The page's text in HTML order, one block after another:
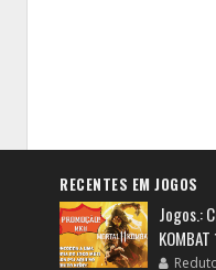
RECENTES EM JOGOS
Jogos.: